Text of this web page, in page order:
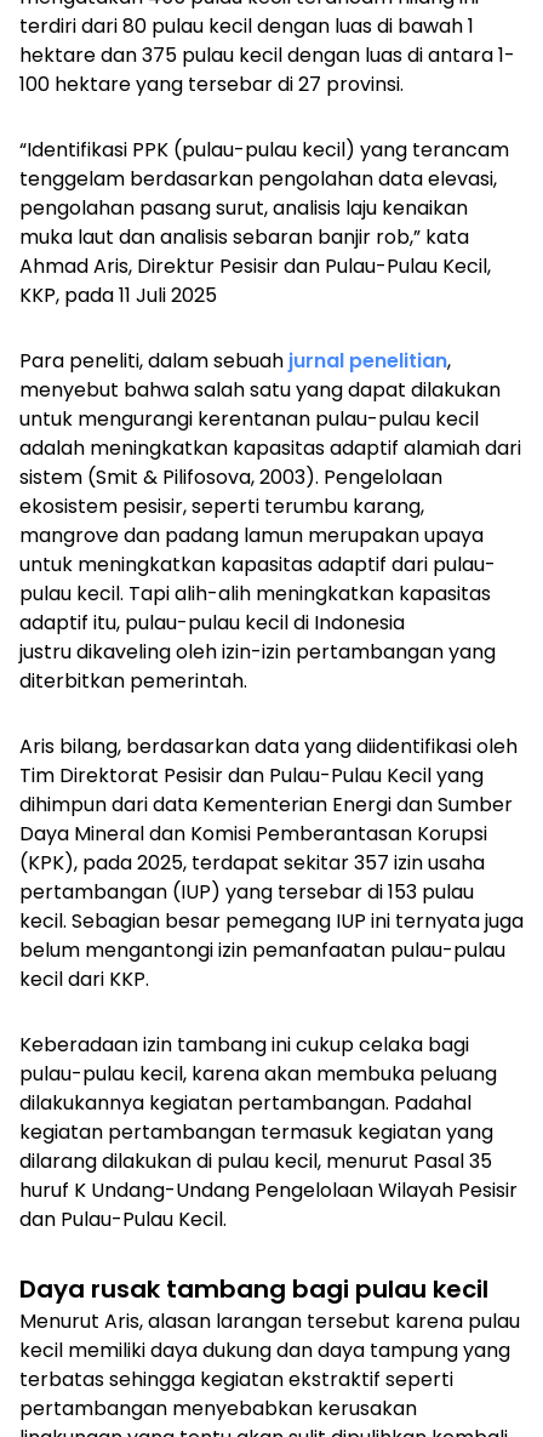
terdiri dari 80 pulau kecil dengan luas di bawah 1
hektare dan 375 pulau kecil dengan luas di antara 1-
100 hektare yang tersebar di 27 provinsi.
“Identifikasi PPK (pulau-pulau kecil) yang terancam
tenggelam berdasarkan pengolahan data elevasi,
pengolahan pasang surut, analisis laju kenaikan
muka laut dan analisis sebaran banjir rob,” kata
Ahmad Aris, Direktur Pesisir dan Pulau-Pulau Kecil,
KKP, pada 11 Juli 2025
Para peneliti, dalam sebuah jurnal penelitian,
menyebut bahwa salah satu yang dapat dilakukan
untuk mengurangi kerentanan pulau-pulau kecil
adalah meningkatkan kapasitas adaptif alamiah dari
sistem (Smit & Pilifosova, 2003). Pengelolaan
ekosistem pesisir, seperti terumbu karang,
mangrove dan padang lamun merupakan upaya
untuk meningkatkan kapasitas adaptif dari pulau-
pulau kecil. Tapi alih-alih meningkatkan kapasitas
adaptif itu, pulau-pulau kecil di Indonesia
justru dikaveling oleh izin-izin pertambangan yang
diterbitkan pemerintah.
Aris bilang, berdasarkan data yang diidentifikasi oleh
Tim Direktorat Pesisir dan Pulau-Pulau Kecil yang
dihimpun dari data Kementerian Energi dan Sumber
Daya Mineral dan Komisi Pemberantasan Korupsi
(KPK), pada 2025, terdapat sekitar 357 izin usaha
pertambangan (IUP) yang tersebar di 153 pulau
kecil. Sebagian besar pemegang IUP ini ternyata juga
belum mengantongi izin pemanfaatan pulau-pulau
kecil dari KKP.
Keberadaan izin tambang ini cukup celaka bagi
pulau-pulau kecil, karena akan membuka peluang
dilakukannya kegiatan pertambangan. Padahal
kegiatan pertambangan termasuk kegiatan yang
dilarang dilakukan di pulau kecil, menurut Pasal 35
huruf K Undang-Undang Pengelolaan Wilayah Pesisir
dan Pulau-Pulau Kecil.
Daya rusak tambang bagi pulau kecil
Menurut Aris, alasan larangan tersebut karena pulau
kecil memiliki daya dukung dan daya tampung yang
terbatas sehingga kegiatan ekstraktif seperti
pertambangan menyebabkan kerusakan